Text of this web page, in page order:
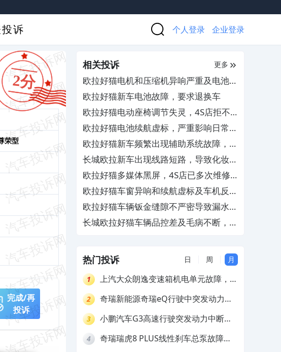
诉 个人登录 企业登录
2分
荣型
完成/再
投诉
相关投诉 更多
欧拉好猫电机和压缩机异响严重及电池充
不进电，要求4S店免费维修和补偿
欧拉好猫新车电池故障，要求退换车
欧拉好猫电动座椅调节失灵，4S店拒不
维修
欧拉好猫电池续航虚标，严重影响日常用
车
欧拉好猫新车频繁出现辅助系统故障，
4S店多次检测无果
长城欧拉新车出现线路短路，导致化妆镜
和阅读灯无法使用
欧拉好猫多媒体黑屏，4S店已多次维修
未解决
欧拉好猫车窗异响和续航虚标及车机反应
慢，4S店一直未解决
欧拉好猫车辆钣金缝隙不严密导致漏水，
要求厂家给换车
长城欧拉好猫车辆品控差及毛病不断，要
热门投诉 日 周 月
1
上汽大众朗逸变速箱机电单元故障，厂
2
奇瑞新能源奇瑞eQ行驶中突发动力受
拒绝三电质保
3
小鹏汽车G3高速行驶突发动力中断，
4
奇瑞瑞虎8 PLUS线性刹车总泵故障，